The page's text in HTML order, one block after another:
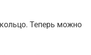
Теперь можно